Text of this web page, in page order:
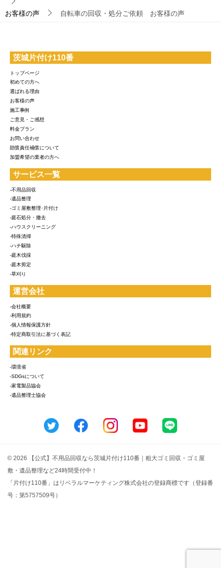
お客様の声 自転車の回収・処分ご依頼 お客様の声
茨城片付け110番
トップページ
初めての方へ
選ばれる理由
お客様の声
施工事例
ご意見・ご感想
料金プラン
お問い合わせ
賠償責任補償について
加盟希望の業者の方へ
サービス一覧
-不用品回収
-遺品整理
-ゴミ屋敷整理･片付け
-庭石処分・撤去
-ハウスクリーニング
-特殊清掃
-ハチ駆除
-庭木伐採
-庭木剪定
-草刈り
運営会社
-会社概要
-利用規約
-個人情報保護方針
-特定商取引法に基づく表記
関連リンク
-環境省
-SDGsについて
-家電製品協会
-遺品整理士協会
© 2026 【公式】不用品回収なら茨城片付け110番｜粗大ゴミ回収・ゴミ屋
敷・遺品整理など24時間受付中！
「片付け110番」はリベラルマーケティング株式会社の登録商標です（登録番
号：第5757509号）